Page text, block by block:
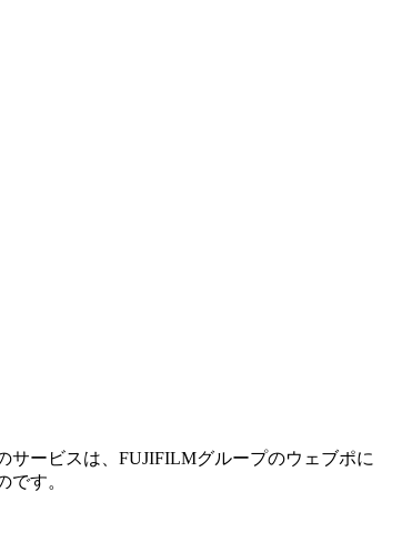
ービスは、FUJIFILMグループのウェブポに
す。